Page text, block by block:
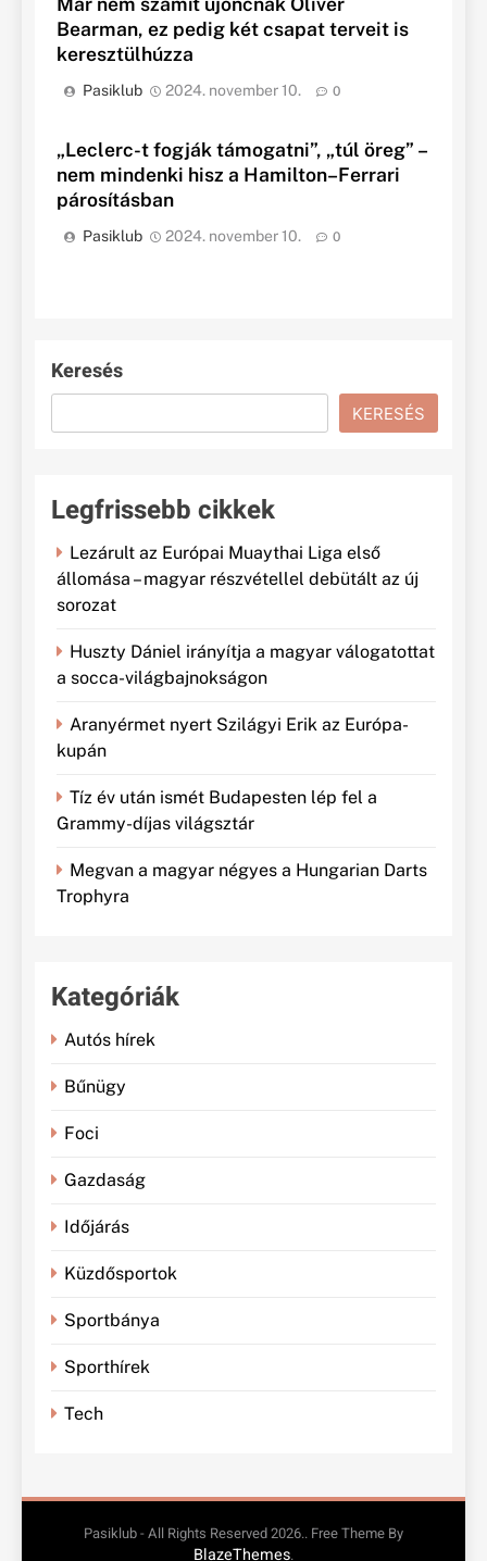
Bearman, ez pedig két csapat terveit is
keresztülhúzza
Pasiklub 2024. november 10. 0
„Leclerc-t fogják támogatni”, „túl öreg” –
nem mindenki hisz a Hamilton–Ferrari
párosításban
Pasiklub 2024. november 10. 0
Keresés
KERESÉS
Legfrissebb cikkek
Lezárult az Európai Muaythai Liga első
állomása – magyar részvétellel debütált az új
sorozat
Huszty Dániel irányítja a magyar válogatottat
a socca-világbajnokságon
Aranyérmet nyert Szilágyi Erik az Európa-
kupán
Tíz év után ismét Budapesten lép fel a
Grammy-díjas világsztár
Megvan a magyar négyes a Hungarian Darts
Trophyra
Kategóriák
Autós hírek
Bűnügy
Foci
Gazdaság
Időjárás
Küzdősportok
Sportbánya
Sporthírek
Tech
Pasiklub - All Rights Reserved 2026.. Free Theme By
BlazeThemes.